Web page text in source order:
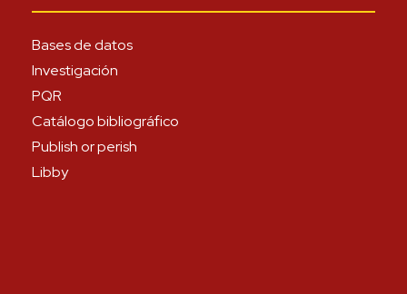
Bases de datos
Investigación
PQR
Catálogo bibliográfico
Publish or perish
Libby